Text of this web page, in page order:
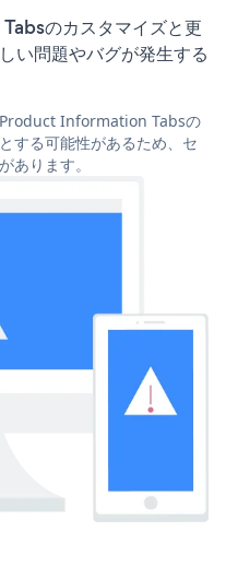
のカスタマイズと更
い問題やバグが発生する
Information Tabsの
する可能性があるため、セ
あります。